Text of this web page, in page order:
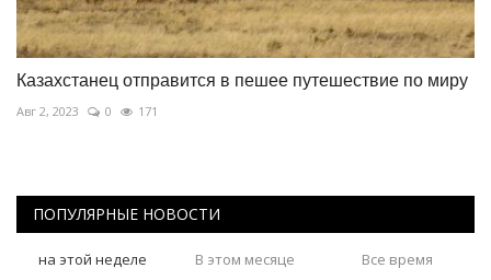
Казахстанец отправится в пешее путешествие по миру
Авг 2, 2023 0 171
ПОПУЛЯРНЫЕ НОВОСТИ
на этой неделе В этом месяце Все время